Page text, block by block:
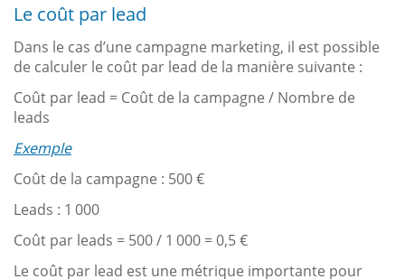
Le coût par lead
Dans le cas d’une campagne marketing, il est possible
de calculer le coût par lead de la manière suivante :
Coût par lead = Coût de la campagne / Nombre de
leads
Exemple
Coût de la campagne : 500 €
Leads : 1 000
Coût par leads = 500 / 1 000 = 0,5 €
Le coût par lead est une métrique importante pour